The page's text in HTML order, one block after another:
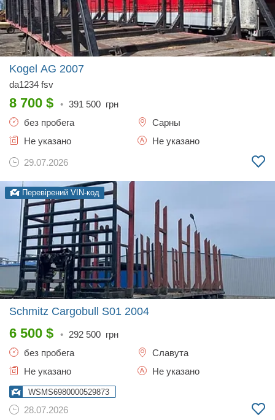
Kogel AG 2007
da1234 fsv
8 700 $ • 391 500 грн
без пробега
Сарны
Не указано
Не указано
29.07.2026
Перевірений VIN-код
Schmitz Cargobull S01 2004
6 500 $ • 292 500 грн
без пробега
Славута
Не указано
Не указано
WSMS6980000529873
28.07.2026